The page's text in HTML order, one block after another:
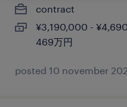
contract
¥3,190,000 -
469万円
posted 10 november